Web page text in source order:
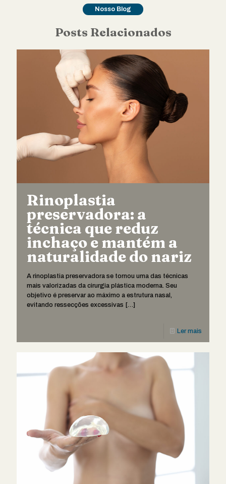
Nosso Blog
Posts Relacionados
Rinoplastia
preservadora: a
técnica que reduz
inchaço e mantém a
naturalidade do nariz
A rinoplastia preservadora se tornou uma das técnicas
mais valorizadas da cirurgia plástica moderna. Seu
objetivo é preservar ao máximo a estrutura nasal,
evitando ressecções excessivas […]
Ler mais